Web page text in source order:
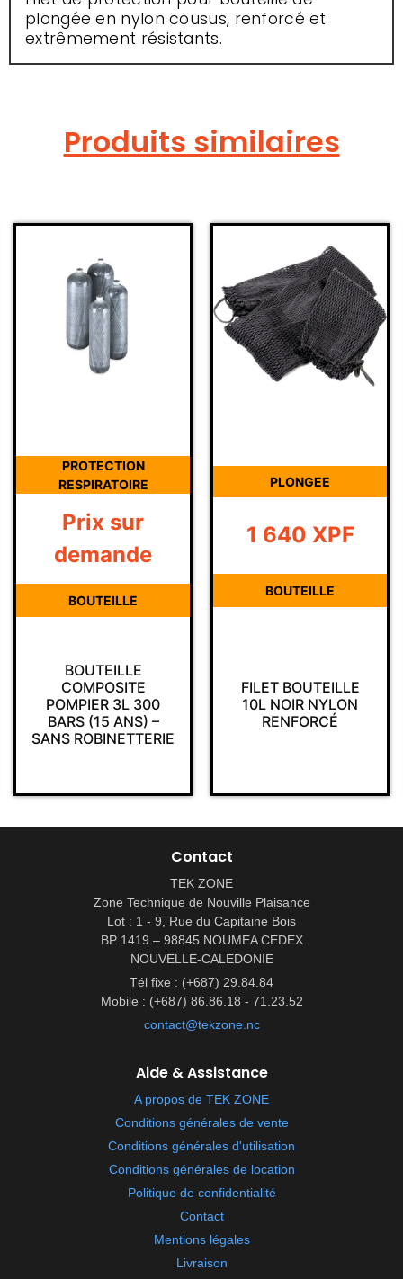
plongée en nylon cousus, renforcé et
extrêmement résistants.
Produits similaires
PROTECTION
RESPIRATOIRE
BOUTEILLE
COMPOSITE
POMPIER 3L 300
BARS (15 ANS) –
SANS ROBINETTERIE
Prix sur
demande
BOUTEILLE
PLONGEE
FILET BOUTEILLE
10L NOIR NYLON
RENFORCÉ
1 640 XPF
BOUTEILLE
Contact
TEK ZONE
Zone Technique de Nouville Plaisance
Lot : 1 - 9, Rue du Capitaine Bois
BP 1419 – 98845 NOUMEA CEDEX
NOUVELLE-CALEDONIE
Tél fixe : (+687) 29.84.84
Mobile : (+687) 86.86.18 - 71.23.52
contact@tekzone.nc
Aide & Assistance
A propos de TEK ZONE
Conditions générales de vente
Conditions générales d'utilisation
Conditions générales de location
Politique de confidentialité
Contact
Mentions légales
Livraison